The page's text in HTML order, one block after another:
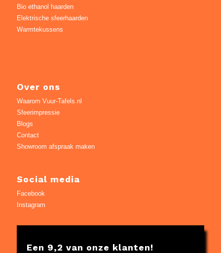
Bio ethanol haarden
Elektrische sfeerhaarden
Warmtekussens
Over ons
Waarom Vuur-Tafels.nl
Sfeerimpressie
Blogs
Contact
Showroom afspraak maken
Social media
Facebook
Instagram
Een 9,2 van onze klanten!